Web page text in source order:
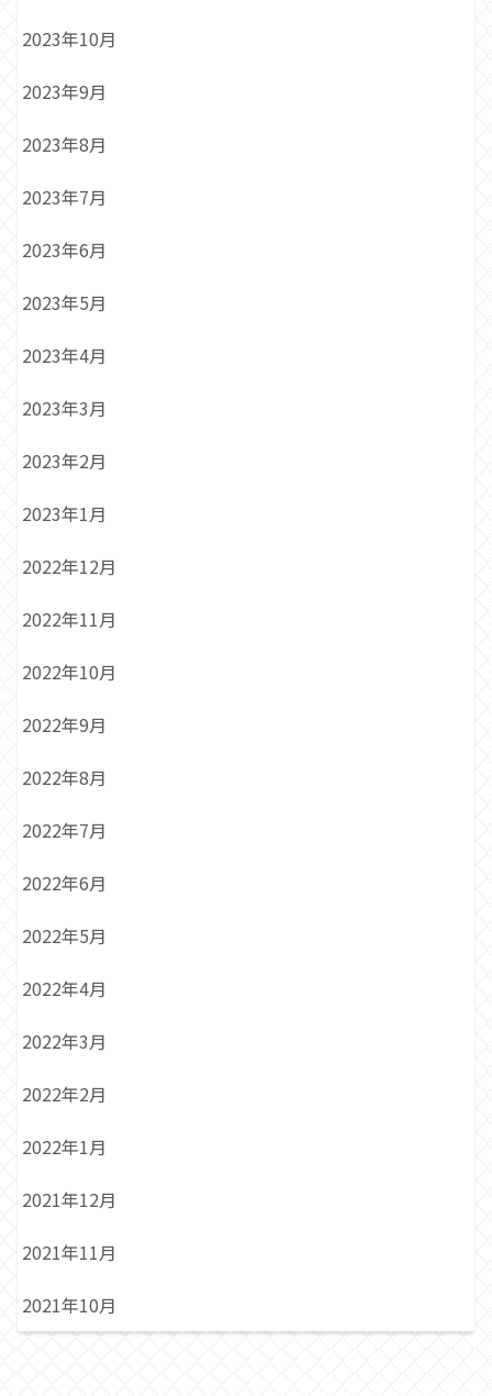
2023年10月
2023年9月
2023年8月
2023年7月
2023年6月
2023年5月
2023年4月
2023年3月
2023年2月
2023年1月
2022年12月
2022年11月
2022年10月
2022年9月
2022年8月
2022年7月
2022年6月
2022年5月
2022年4月
2022年3月
2022年2月
2022年1月
2021年12月
2021年11月
2021年10月